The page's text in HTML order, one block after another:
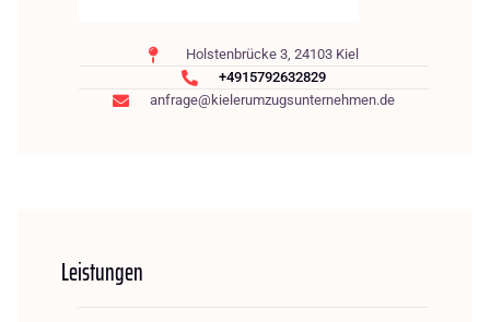
Holstenbrücke 3, 24103 Kiel
+4915792632829
anfrage@kielerumzugsunternehmen.de
Leistungen